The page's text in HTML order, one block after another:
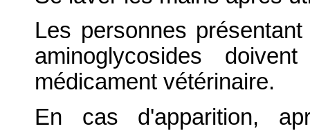
Les personnes
aminoglycosides
médicament vétérinaire.
En cas d'apparition,